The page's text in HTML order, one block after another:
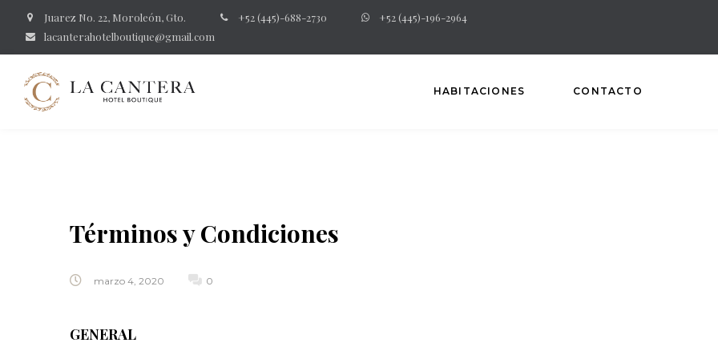
Juarez No. 22, Moroleón, Gto. +52 (445)-688-2730
+52 (445)-196-2964
lacanterahotelboutique@gmail.com
HABITACIONES CONTACTO
Términos y Condiciones
marzo 4, 2020 0
GENERAL